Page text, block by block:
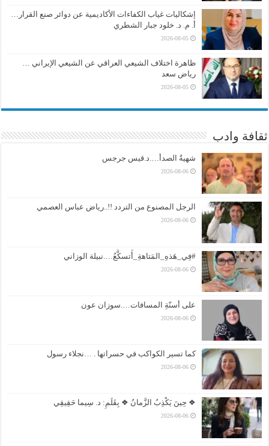
إشكاليات غياب الكفاءات الأكاديمية عن دوائر صنع القرار…
أ. م. د. خلود جبار الشطري
2026-08-05
ظاهرة اختلاف الشيعي العراقي عن الشيعي الإيراني …
رياض سعد
2026-08-05
ثقافة وادب
شهيةُ الصدأ….د.قيس جرجس
2026-08-06
الرجل المصنوع من التردد !!..رياض عباس العصمي
2026-08-06
#فِي_هَذهِ_المَتاهةِ_أَتسكَّعُ….نبيلة الوزاني
2026-08-06
على أسنّةِ المسافات….سوزان عون
2026-08-06
كما تسير الكواكب في حسراتها . …نجلاء رسول
2026-08-06
❖ حِينَ يَكْذِبُ الزَّمانُ ❖ بِقَلَمِ: د. سِيما حَقِيقِي
2026-08-06